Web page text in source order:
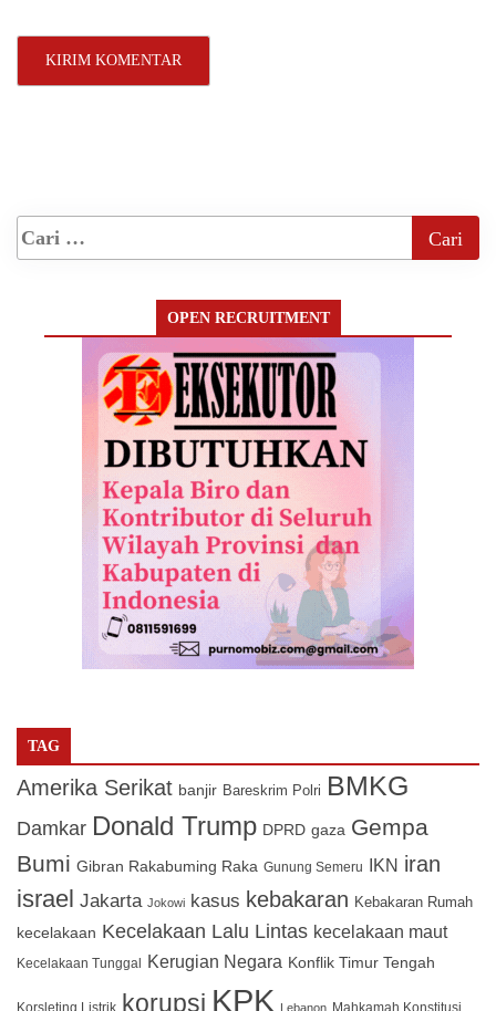
OPEN RECRUITMENT
TAG
Amerika Serikat banjir Bareskrim Polri BMKG
Damkar Donald Trump DPRD gaza Gempa
Bumi Gibran Rakabuming Raka Gunung Semeru IKN iran
israel Jakarta Jokowi kasus kebakaran Kebakaran Rumah
kecelakaan Kecelakaan Lalu Lintas kecelakaan maut
Kecelakaan Tunggal Kerugian Negara Konflik Timur Tengah
korupsi KPK Lebanon